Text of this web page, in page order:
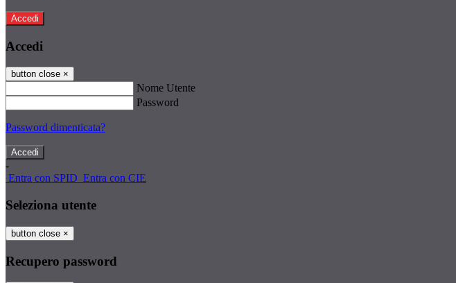
Accedi
Accedi
button close ×
Nome Utente
Password
Password dimenticata?
-
Entra con SPID Entra con CIE
Seleziona utente
button close ×
Recupero password